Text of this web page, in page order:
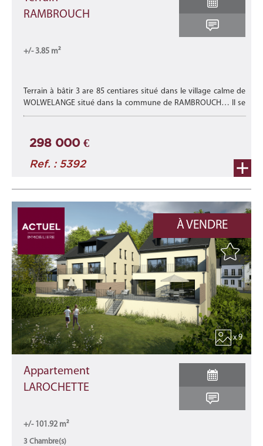
RAMBROUCH
+/- 3.85 m²
Terrain à bâtir 3 are 85 centiares situé dans le village calme de
WOLWELANGE situé dans la commune de RAMBROUCH… Il se
trouve dans un écrin de verdure, proche de toute commodité,
Lire la suite
298 000 €
Ref. : 5392
À VENDRE
x 9
Appartement
LAROCHETTE
+/- 101.92 m²
3 Chambre(s)